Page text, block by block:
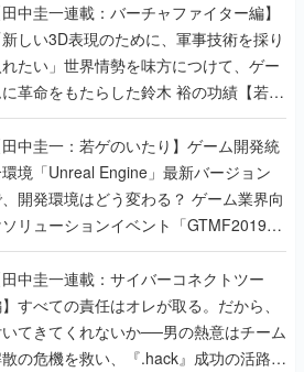
田中圭一連載：バーチャファイター編】
新しい3D表現のために、軍事技術を採り
れたい」世界情勢を味方につけて、ゲー
革命をもたらした鈴木 裕の功績【若ゲ
たり】
田中圭一：若ゲのいたり】ゲーム開発統
境「Unreal Engine」最新バージョン
開発環境はどう変わる？ ゲーム業界向
リューションイベント「GTMF2019」
って、より理解を深めよう【PR】
田中圭一連載：サイバーコネクトツー
すべての責任はオレが取る。だから、
てきてくれないか──男の熱意はチーム
の危機を救い、『.hack』成功の活路を